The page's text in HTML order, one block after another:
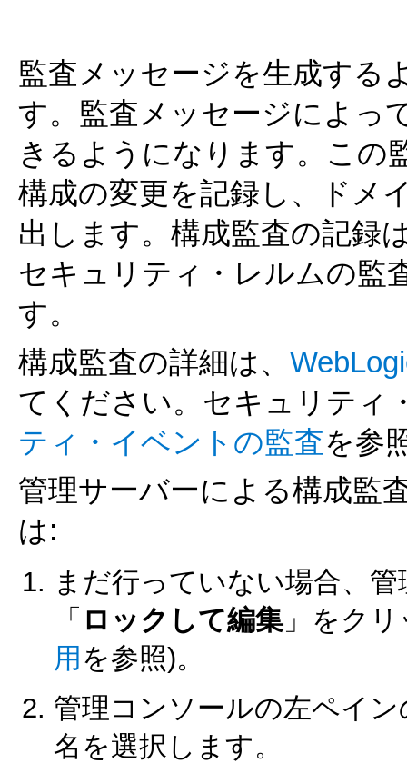
監査メッセージを生成する
す。監査メッセージによっ
きるようになります。この
構成の変更を記録し、ドメ
出します。構成監査の記録
セキュリティ・レルムの監
す。
構成監査の詳細は、
てください。セキュリティ
ティ・イベントの監査を参
管理サーバーによる構成監
は:
まだ行っていない場合、
「 ロックして編集」をク
用 を参照)。
管理コンソールの左ペイン
名を選択します。